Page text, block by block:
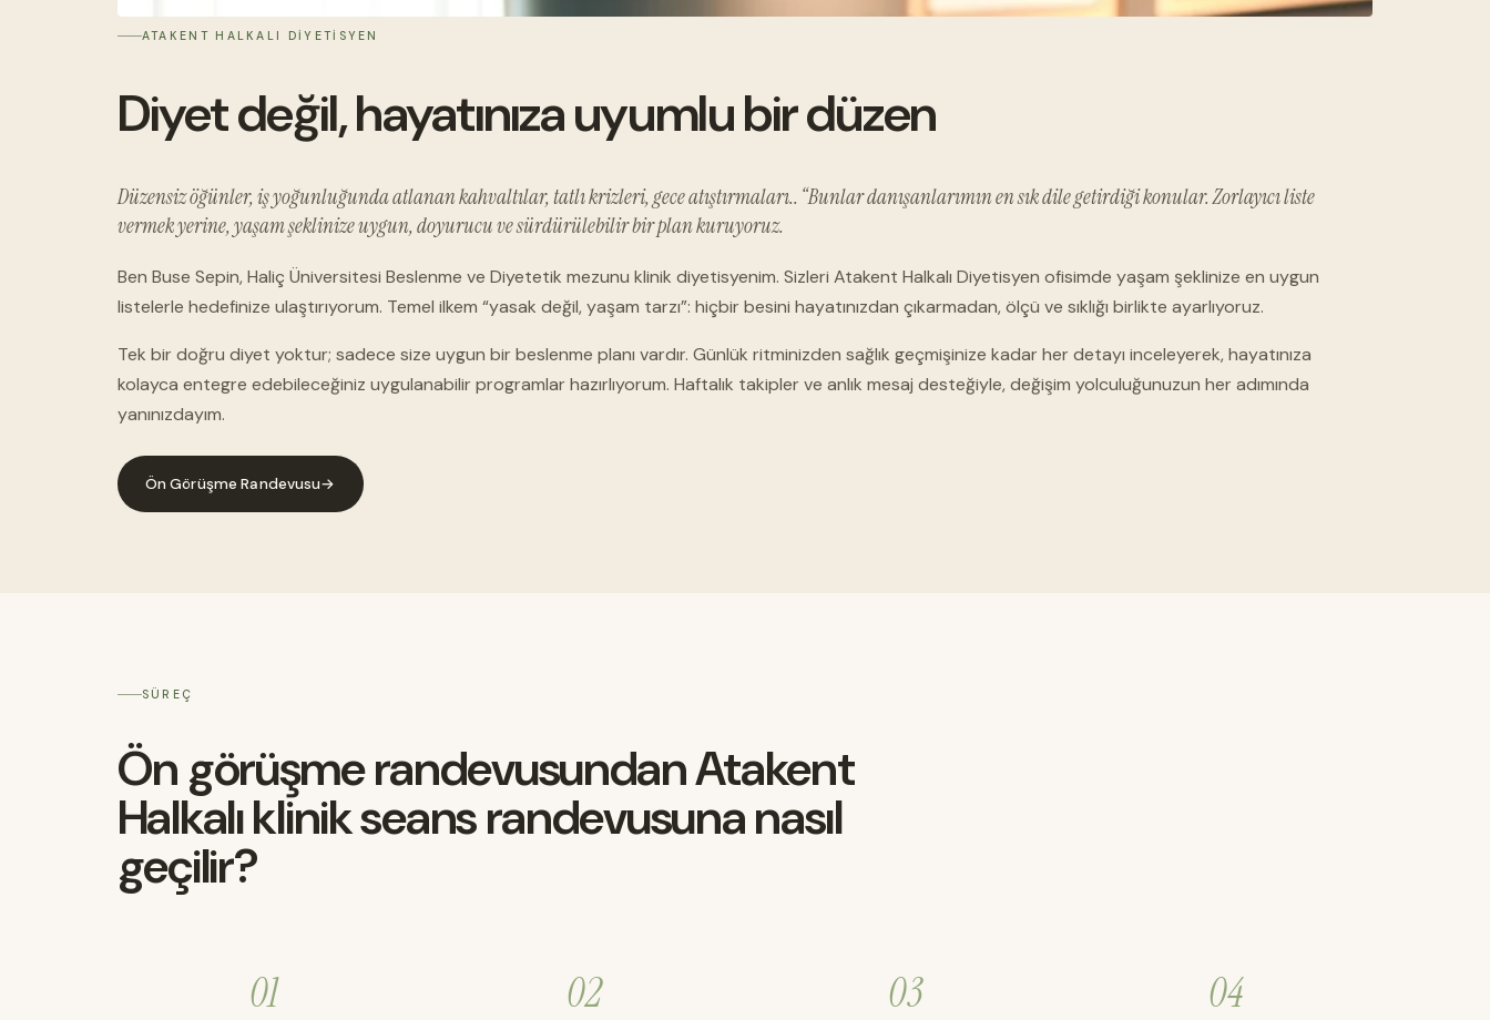
ATAKENT HALKALI DIYETISYEN
Diyet değil, hayatınıza uyumlu bir düzen
Düzensiz öğünler, iş yoğunluğunda atlanan kahvaltılar, tatlı krizleri, gece atıştırmaları.. “Bunlar danışanlarımın en sık dile getirdiği konular. Zorlayıcı liste
vermek yerine, yaşam şeklinize uygun, doyurucu ve sürdürülebilir bir plan kuruyoruz.
Ben Buse Sepin, Haliç Üniversitesi Beslenme ve Diyetetik mezunu klinik diyetisyenim. Sizleri Atakent Halkalı Diyetisyen ofisimde yaşam şeklinize en uygun
listelerle hedefinize ulaştırıyorum. Temel ilkem “yasak değil, yaşam tarzı”: hiçbir besini hayatınızdan çıkarmadan, ölçü ve sıklığı birlikte ayarlıyoruz.
Tek bir doğru diyet yoktur; sadece size uygun bir beslenme planı vardır. Günlük ritminizden sağlık geçmişinize kadar her detayı inceleyerek, hayatınıza
kolayca entegre edebileceğiniz uygulanabilir programlar hazırlıyorum. Haftalık takipler ve anlık mesaj desteğiyle, değişim yolculuğunuzun her adımında
yanınızdayım.
Ön Görüşme Randevusu→
SÜREÇ
Ön görüşme randevusundan Atakent
Halkalı klinik seans randevusuna nasıl
geçilir?
01 02 03 04